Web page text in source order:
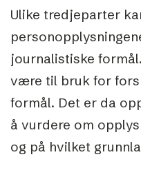
Ulike tredjeparter
journalistiske
være til bruk for
formål. Det er da
å vurdere om
og på hvilket